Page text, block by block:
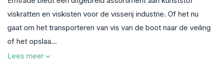
viskratten en viskisten voor de visserij industrie. Of het nu
gaat om het transporteren van vis van de boot naar de veiling
of het opslaa...
Lees meer